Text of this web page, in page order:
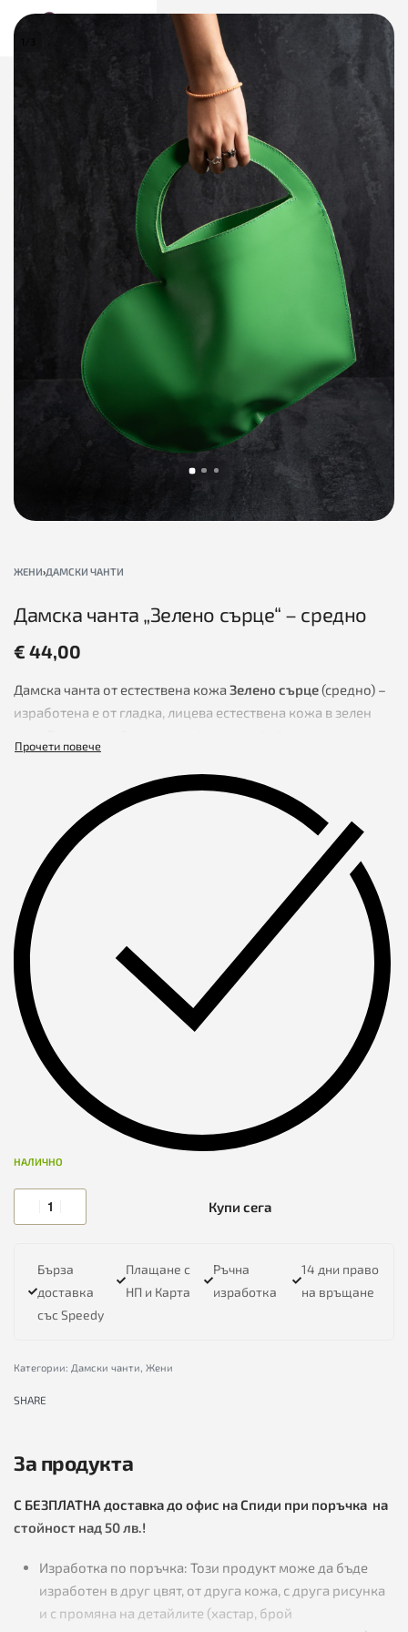
ЖЕНИ›ДАМСКИ ЧАНТИ
Дамска чанта „Зелено сърце“ – средно
€ 44,00
Дамска чанта от естествена кожа Зелено сърце(средно) –
изработена е от гладка, лицева естествена кожа в зелен
несесер. Щом се напълни – изглежда още по-красива!
Дамска чанта от естествена кожаЗелено сърце
изработи и в други цветове.
С възможност за персонализиране (уточнява се и се
заплаща допълнително).
Размери:
Диагонал = 36 см
Ширина = 25 см
НАЛИЧНО
Купи сега
Бърза
доставка
със Speedy
Плащане с
НП и Карта
Ръчна
изработка
14 дни право
на връщане
Категории: Дамски чанти, Жени
SHARE
За продукта
С БЕЗПЛАТНА доставка до офис на Спиди при поръчка на
стойност над 50 лв.!
Изработка по поръчка: Този продукт може да бъде
изработен в друг цвят, от друга кожа, с друга рисунка
и с промяна на детайлите (хастар, брой